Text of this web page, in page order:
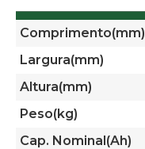
Comprimento(mm)
Largura(mm)
Altura(mm)
Peso(kg)
Cap. Nominal(Ah)